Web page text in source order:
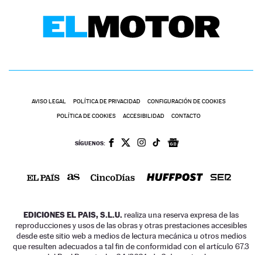
AVISO LEGAL POLÍTICA DE PRIVACIDAD CONFIGURACIÓN DE COOKIES
POLÍTICA DE COOKIES ACCESIBILIDAD CONTACTO
SÍGUENOS:
EDICIONES EL PAIS, S.L.U. realiza una reserva expresa de las
reproducciones y usos de las obras y otras prestaciones accesibles
desde este sitio web a medios de lectura mecánica u otros medios
que resulten adecuados a tal fin de conformidad con el artículo 67.3